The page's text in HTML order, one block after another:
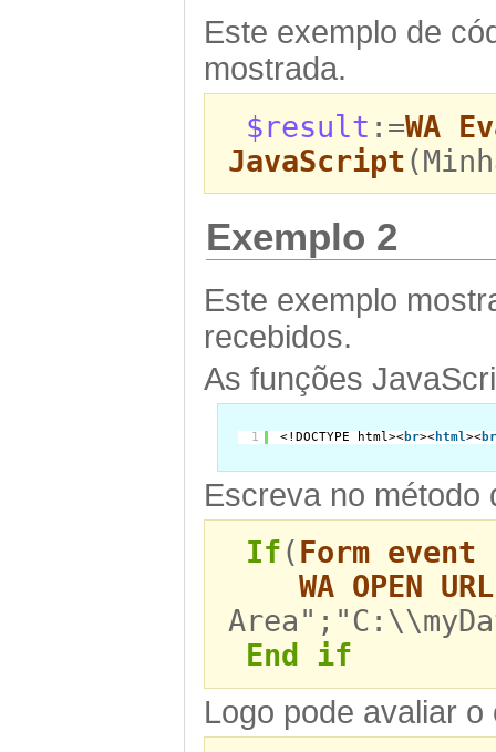
Este exemplo de
mostrada.
$result :=WA
JavaScript
Exemplo 2
Este exemplo
recebidos.
As funções
1 <!DOCTYPE html><br><html><br
Escreva no método
If( Form event
WA OPEN URL
End if
Logo pode avaliar